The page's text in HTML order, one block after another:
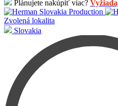
Plánujete nakúpiť viac?
Zvolená lokalita
Slovakia